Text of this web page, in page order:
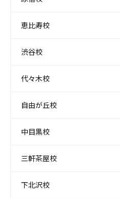
恵比寿校
渋谷校
代々木校
自由が丘校
中目黒校
三軒茶屋校
下北沢校